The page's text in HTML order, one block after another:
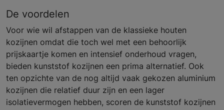
De voordelen
Voor wie wil afstappen van de klassieke houten
kozijnen omdat die toch wel met een behoorlijk
prijskaartje komen en intensief onderhoud vragen,
bieden kunststof kozijnen een prima alternatief. Ook
ten opzichte van de nog altijd vaak gekozen aluminium
kozijnen die relatief duur zijn en een lager
isolatievermogen hebben, scoren de kunststof kozijnen